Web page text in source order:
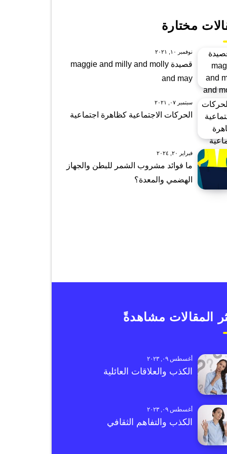
مختارة
نوفمبر ١٠, ٢٠٢١
قصيدة maggie and milly and molly
and may
سبتمبر ٠٧, ٢٠٢١
الحركات الاجتماعية كظاهرة اجتماعية
فبراير ٢٠, ٢٠٢٤
ما فوائد مشروب الشمر للبطن والجهاز
الهضمي والمعدة؟
المقالات مشاهدةً
أغسطس ٠٩, ٢٠٢٣
الكذب والعلاقات العائلية
أغسطس ٠٩, ٢٠٢٣
الكذب والتفاهم الثقافي